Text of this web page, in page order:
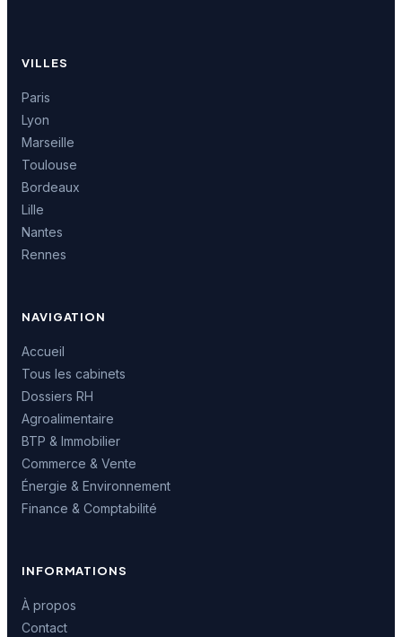
VILLES
Paris
Lyon
Marseille
Toulouse
Bordeaux
Lille
Nantes
Rennes
NAVIGATION
Accueil
Tous les cabinets
Dossiers RH
Agroalimentaire
BTP & Immobilier
Commerce & Vente
Énergie & Environnement
Finance & Comptabilité
INFORMATIONS
À propos
Contact